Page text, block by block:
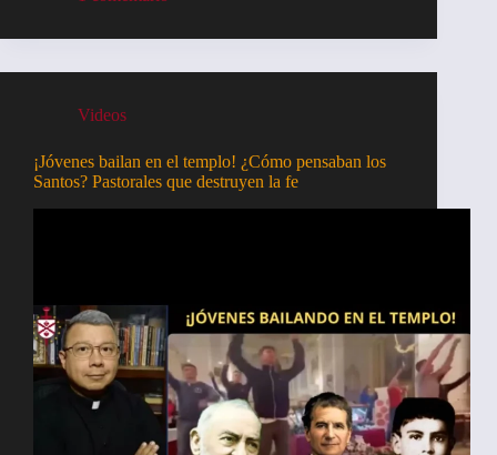
Videos
¡Jóvenes bailan en el templo! ¿Cómo pensaban los
Santos? Pastorales que destruyen la fe